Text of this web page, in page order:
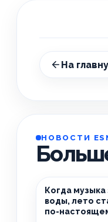
На
НОВОСТИ
Когда музыка
воды, лето
по-